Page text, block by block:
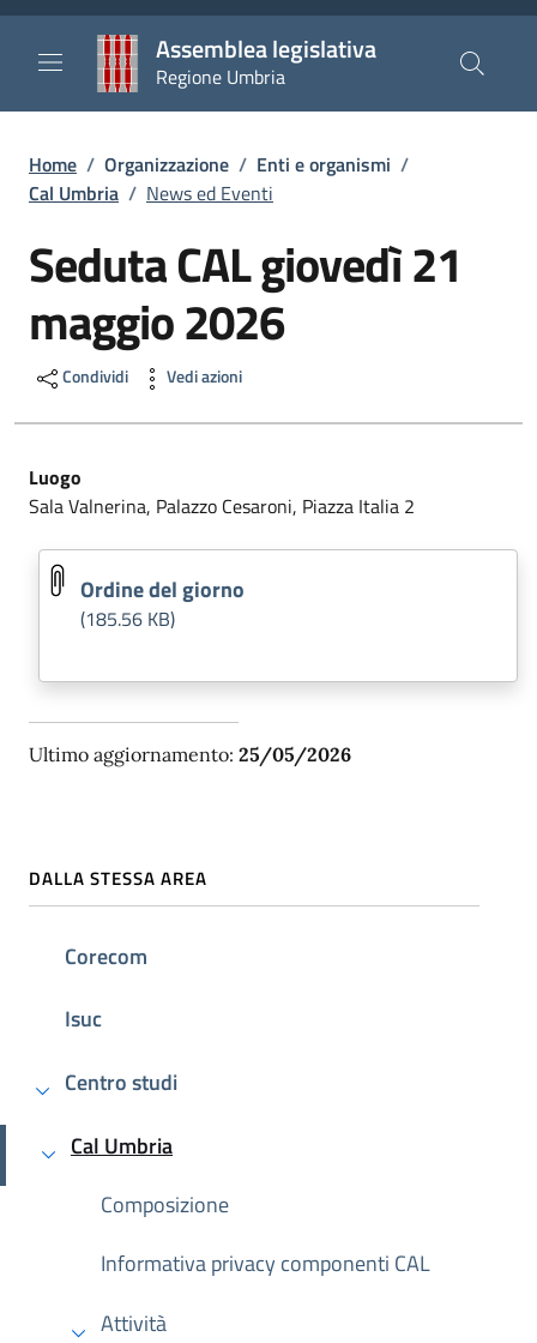
Salta al contenuto principale
Salta al piè di pagina
Assemblea legislativa
Regione Umbria
Briciole di pane
Home / Organizzazione / Enti e organismi /
Cal Umbria / News ed Eventi
Seduta CAL giovedì 21
maggio 2026
Condividi Vedi azioni
Luogo
Sala Valnerina, Palazzo Cesaroni, Piazza Italia 2
Ordine del giorno
(185.56 KB)
Ultimo aggiornamento: 25/05/2026
DALLA STESSA AREA
Corecom
Isuc
Centro studi
Cal Umbria
Attivo
Composizione
Informativa privacy componenti CAL
Attività